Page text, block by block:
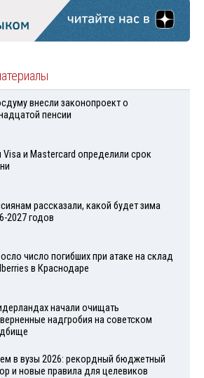
внесли законопроект о
пенсии
Visа и Mastercard определили срок
рассказали, какой будет зима
2027 годов
число погибших при атаке на склад
в Краснодаре
начали очищать
надгробия на советском
в вузы 2026: рекордный бюджетный
и новые правила для целевиков